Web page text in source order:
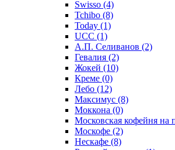
Swisso (4)
Tchibo (8)
Today (1)
UCC (1)
А.П. Селиванов (2)
Гевалия (2)
Жокей (10)
Креме (0)
Лебо (12)
Максимус (8)
Моккона (0)
Московская кофейня на
Москофе (2)
Нескафе (8)